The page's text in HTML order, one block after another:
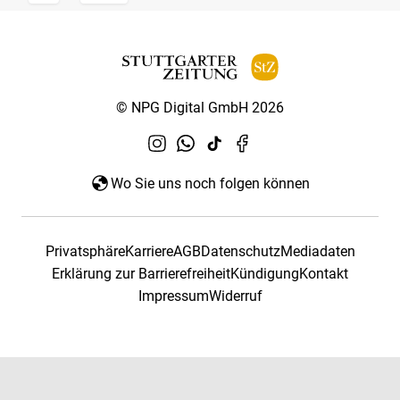
© NPG Digital GmbH 2026
Wo Sie uns noch folgen können
PrivatsphäreKarriereAGBDatenschutzMediadaten
Erklärung zur BarrierefreiheitKündigungKontakt
ImpressumWiderruf